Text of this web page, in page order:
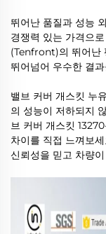
뛰어난 품질과 성능
경쟁력 있는 가격으
(Tenfront)의 뛰어난
뛰어넘어 우수한 결
밸브 커버 개스킷 누
의 성능이 저하되지
브 커버 개스킷
차이를 직접 느껴보
신뢰성을 믿고 차량